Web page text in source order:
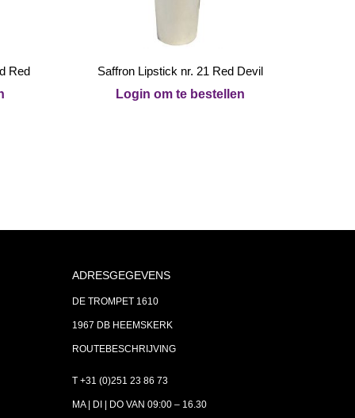
Red
Saffron Lipstick nr. 21 Red Devil
Login om te bestellen
ADRESGEGEVENS
DE TROMPET 1610
1967 DB HEEMSKERK
ROUTEBESCHRIJVING
T +31 (0)251 23 86 73
MA | DI | DO VAN 09:00 – 16.30